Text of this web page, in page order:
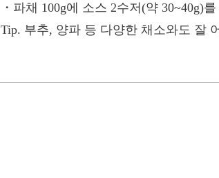
・ 파채 100g에 소스 2수저(약 30~40g)
Tip. 부추, 양파 등 다양한 채소와도 잘